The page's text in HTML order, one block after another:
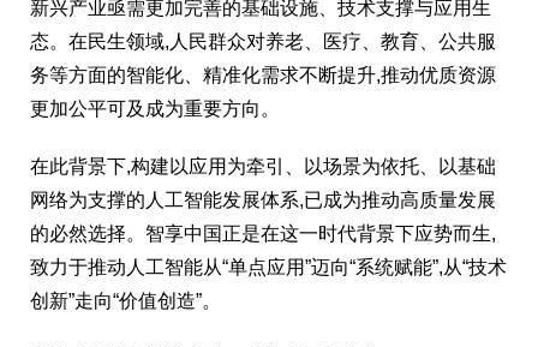
新兴产业亟需更加完善的基础设施、技术支撑与应用生
态。在民生领域,人民群众对养老、医疗、教育、公共服
务等方面的智能化、精准化需求不断提升,推动优质资源
更加公平可及成为重要方向。
在此背景下,构建以应用为牵引、以场景为依托、以基础
网络为支撑的人工智能发展体系,已成为推动高质量发展
的必然选择。智享中国正是在这一时代背景下应势而生,
致力于推动人工智能从“单点应用”迈向“系统赋能”,从“技术
创新”走向“价值创造”。